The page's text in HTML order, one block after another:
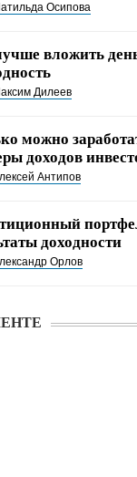
Осипова
вложить
Дилеев
можно
доходов
Антипов
доходности
Орлов